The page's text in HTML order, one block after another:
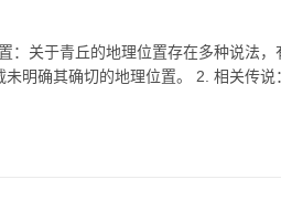
：关于青丘的地理位置存在多种说法
明确其确切的地理位置。 2. 相关传说